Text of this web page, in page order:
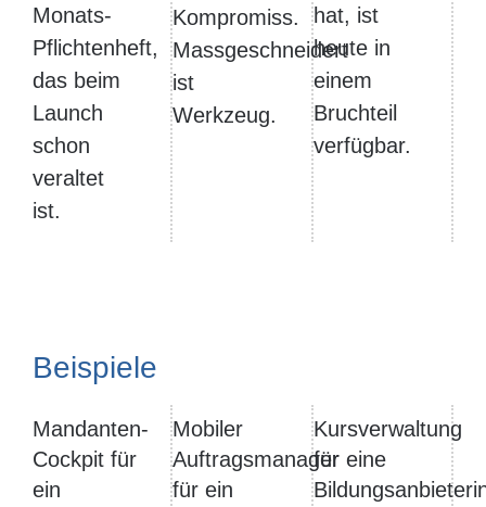
Monats-
Pflichtenheft,
das beim
Launch
schon
veraltet
ist.
Kompromiss.
Massgeschneidert
ist
Werkzeug.
hat, ist
heute in
einem
Bruchteil
verfügbar.
Beispiele
Mandanten-
Cockpit für
ein
Mobiler
Auftragsmanager
für ein
Kursverwaltung
für eine